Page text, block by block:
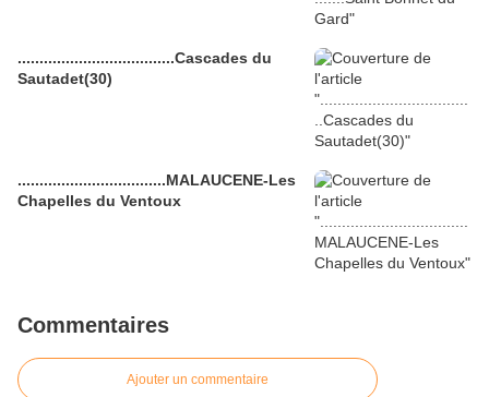
....................................Cascades du
Sautadet(30)
..................................MALAUCENE-Les
Chapelles du Ventoux
Commentaires
Ajouter un commentaire